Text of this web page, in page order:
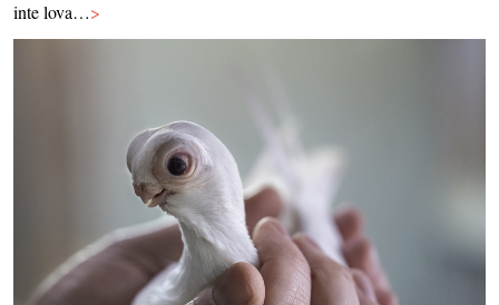
inte lova…>